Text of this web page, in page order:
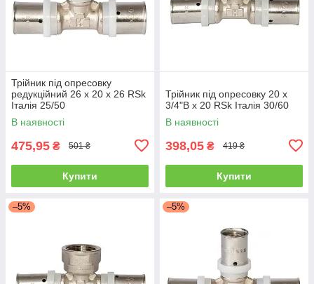
Трійник під опресовку
редукційний 26 х 20 х 26 RSk
Італія 25/50
В наявності
475,95 ₴ 501 ₴
Купити
Трійник під опресовку 20 х
3/4"В х 20 RSk Італія 30/60
В наявності
398,05 ₴ 419 ₴
Купити
–5% –5%